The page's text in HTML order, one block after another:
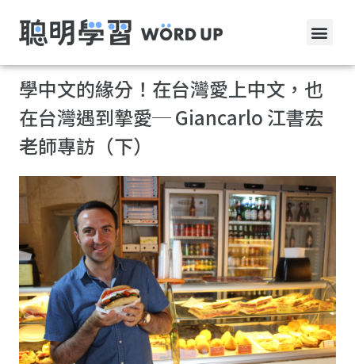
學中文的緣分！在台灣愛上中文，也
在台灣遇到摯愛─ Giancarlo 江書宏
老師專訪（下）